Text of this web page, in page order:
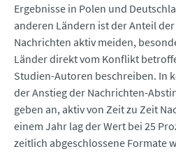
Ergebnisse in Polen und
anderen Ländern ist der Anteil
Nachrichten aktiv meiden,
Länder direkt vom Konflikt
Studien-Autoren beschreiben. In
der Anstieg der Nachrichten-
geben an, aktiv von Zeit zu Zeit
einem Jahr lag der Wert bei 25
zeitlich abgeschlossene Formate